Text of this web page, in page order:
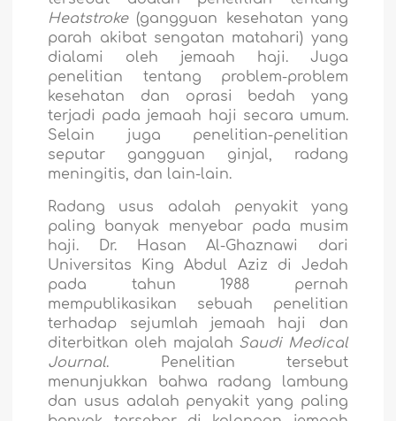
Heatstroke(gangguan kesehatan yang
parah akibat sengatan matahari) yang
dialami oleh jemaah haji. Juga
penelitian tentang problem-problem
kesehatan dan oprasi bedah yang
terjadi pada jemaah haji secara umum.
Selain juga penelitian-penelitian
seputar gangguan ginjal, radang
meningitis, dan lain-lain.
Radang usus adalah penyakit yang
paling banyak menyebar pada musim
haji. Dr. Hasan Al-Ghaznawi dari
Universitas King Abdul Aziz di Jedah
pada tahun 1988 pernah
mempublikasikan sebuah penelitian
terhadap sejumlah jemaah haji dan
diterbitkan oleh majalah Saudi Medical
Journal. Penelitian tersebut
menunjukkan bahwa radang lambung
dan usus adalah penyakit yang paling